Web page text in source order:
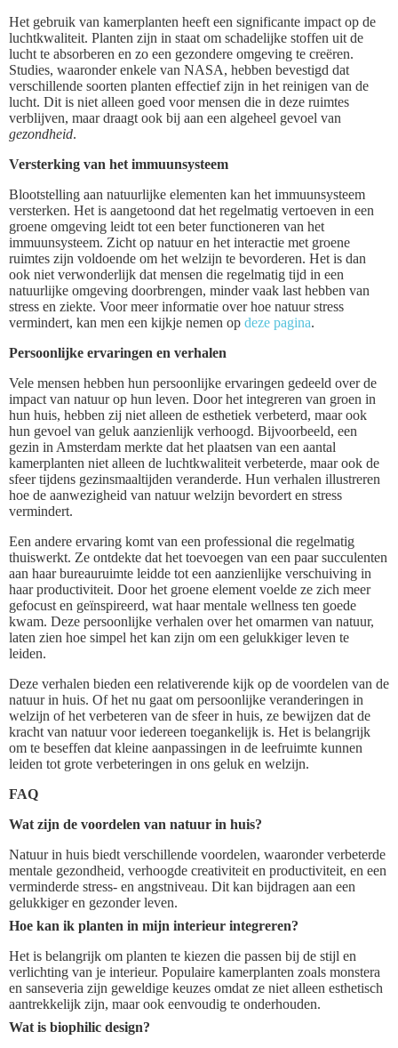
Het gebruik van kamerplanten heeft een significante impact op de
luchtkwaliteit. Planten zijn in staat om schadelijke stoffen uit de
lucht te absorberen en zo een gezondere omgeving te creëren.
Studies, waaronder enkele van NASA, hebben bevestigd dat
verschillende soorten planten effectief zijn in het reinigen van de
lucht. Dit is niet alleen goed voor mensen die in deze ruimtes
verblijven, maar draagt ook bij aan een algeheel gevoel van
gezondheid.
Versterking van het immuunsysteem
Blootstelling aan natuurlijke elementen kan het immuunsysteem
versterken. Het is aangetoond dat het regelmatig vertoeven in een
groene omgeving leidt tot een beter functioneren van het
immuunsysteem. Zicht op natuur en het interactie met groene
ruimtes zijn voldoende om het welzijn te bevorderen. Het is dan
ook niet verwonderlijk dat mensen die regelmatig tijd in een
natuurlijke omgeving doorbrengen, minder vaak last hebben van
stress en ziekte. Voor meer informatie over hoe natuur stress
vermindert, kan men een kijkje nemen op deze pagina.
Persoonlijke ervaringen en verhalen
Vele mensen hebben hun persoonlijke ervaringen gedeeld over de
impact van natuur op hun leven. Door het integreren van groen in
hun huis, hebben zij niet alleen de esthetiek verbeterd, maar ook
hun gevoel van geluk aanzienlijk verhoogd. Bijvoorbeeld, een
gezin in Amsterdam merkte dat het plaatsen van een aantal
kamerplanten niet alleen de luchtkwaliteit verbeterde, maar ook de
sfeer tijdens gezinsmaaltijden veranderde. Hun verhalen illustreren
hoe de aanwezigheid van natuur welzijn bevordert en stress
vermindert.
Een andere ervaring komt van een professional die regelmatig
thuiswerkt. Ze ontdekte dat het toevoegen van een paar succulenten
aan haar bureauruimte leidde tot een aanzienlijke verschuiving in
haar productiviteit. Door het groene element voelde ze zich meer
gefocust en geïnspireerd, wat haar mentale wellness ten goede
kwam. Deze persoonlijke verhalen over het omarmen van natuur,
laten zien hoe simpel het kan zijn om een gelukkiger leven te
leiden.
Deze verhalen bieden een relativerende kijk op de voordelen van de
natuur in huis. Of het nu gaat om persoonlijke veranderingen in
welzijn of het verbeteren van de sfeer in huis, ze bewijzen dat de
kracht van natuur voor iedereen toegankelijk is. Het is belangrijk
om te beseffen dat kleine aanpassingen in de leefruimte kunnen
leiden tot grote verbeteringen in ons geluk en welzijn.
FAQ
Wat zijn de voordelen van natuur in huis?
Natuur in huis biedt verschillende voordelen, waaronder verbeterde
mentale gezondheid, verhoogde creativiteit en productiviteit, en een
verminderde stress- en angstniveau. Dit kan bijdragen aan een
gelukkiger en gezonder leven.
Hoe kan ik planten in mijn interieur integreren?
Het is belangrijk om planten te kiezen die passen bij de stijl en
verlichting van je interieur. Populaire kamerplanten zoals monstera
en sanseveria zijn geweldige keuzes omdat ze niet alleen esthetisch
aantrekkelijk zijn, maar ook eenvoudig te onderhouden.
Wat is biophilic design?